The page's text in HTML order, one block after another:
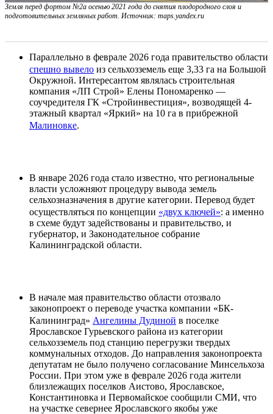
Земля перед фортом №2а осенью 2021 года до снятия плодородного слоя и
подготовительных земляных работ. Источник: maps.yandex.ru
Параллельно в феврале 2026 года правительство области
спешно вывело из сельхозземель еще 3,33 га на Большой
Окружной. Интересантом являлась строительная
компания «ЛП Строй» Елены Пономаренко —
соучредителя ГК «Стройинвестиция», возводящей 4-
этажный квартал «Яркий» на 10 га в прибрежной
Малиновке.
В январе 2026 года стало известно, что региональные
власти усложняют процедуру вывода земель
сельхозназначения в другие категории. Перевод будет
осуществляться по концепции «двух ключей»: а именно
в схеме будут задействованы и правительство, и
губернатор, и Законодательное собрание
Калининградской области.
В начале мая правительство области отозвало
законопроект о переводе участка компании «БК-
Калининград» Ангелины Дудиной в поселке
Ярославское Гурьевского района из категории
сельхозземель под станцию перегрузки твердых
коммунальных отходов. До направления законопроекта
депутатам не было получено согласование Минсельхоза
России. При этом уже в феврале 2026 года жители
близлежащих поселков Аистово, Ярославское,
Константиновка и Первомайское сообщили СМИ, что
на участке севернее Ярославского якобы уже